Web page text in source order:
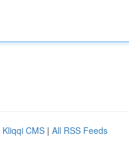
Kliqqi CMS | All RSS Feeds